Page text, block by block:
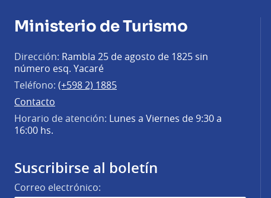
Ministerio de Turismo
Dirección: Rambla 25 de agosto de 1825 sin
número esq. Yacaré
Teléfono: (+598 2) 1885
Contacto
Horario de atención: Lunes a Viernes de 9:30 a
16:00 hs.
Suscribirse al boletín
Correo electrónico: